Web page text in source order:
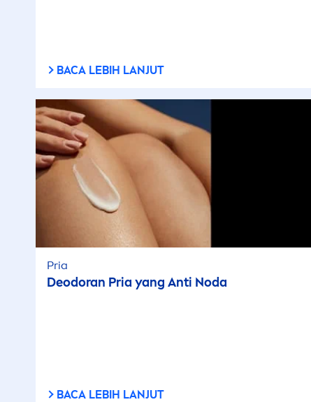
BACA LEBIH LANJUT
Pria
Deodoran Pria yang Anti Noda
BACA LEBIH LANJUT